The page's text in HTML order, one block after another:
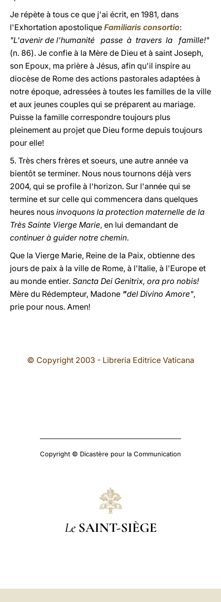
Je répète à tous ce que j'ai écrit, en 1981, dans
l'Exhortation apostolique Familiaris consortio:
"L'avenir de l'humanité passe à travers la famille!"
(n. 86). Je confie à la Mère de Dieu et à saint Joseph,
son Epoux, ma prière à Jésus, afin qu'il inspire au
diocèse de Rome des actions pastorales adaptées à
notre époque, adressées à toutes les familles de la ville
et aux jeunes couples qui se préparent au mariage.
Puisse la famille correspondre toujours plus
pleinement au projet que Dieu forme depuis toujours
pour elle!
5. Très chers frères et soeurs, une autre année va
bientôt se terminer. Nous nous tournons déjà vers
2004, qui se profile à l'horizon. Sur l'année qui se
termine et sur celle qui commencera dans quelques
heures nous invoquons la protection maternelle de la
Très Sainte Vierge Marie, en lui demandant de
continuer à guider notre chemin.
Que la Vierge Marie, Reine de la Paix, obtienne des
jours de paix à la ville de Rome, à l'Italie, à l'Europe et
au monde entier. Sancta Dei Genitrix, ora pro nobis!
Mère du Rédempteur, Madone "del Divino Amore",
prie pour nous. Amen!
© Copyright 2003 - Libreria Editrice Vaticana
Copyright © Dicastère pour la Communication
Le SAINT-SIÈGE